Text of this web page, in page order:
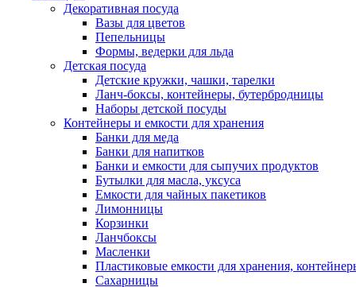
Декоративная посуда
Вазы для цветов
Пепельницы
Формы, ведерки для льда
Детская посуда
Детские кружки, чашки, тарелки
Ланч-боксы, контейнеры, бутербродницы
Наборы детской посуды
Контейнеры и емкости для хранения
Банки для меда
Банки для напитков
Банки и емкости для сыпучих продуктов
Бутылки для масла, уксуса
Емкости для чайных пакетиков
Лимонницы
Корзинки
Ланчбоксы
Масленки
Пластиковые емкости для хранения,
Сахарницы